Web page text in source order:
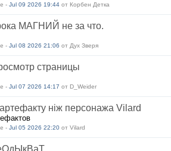
- Jul 09 2026 19:44 от Корбен Детка
МАГНИЙ не за что.
- Jul 08 2026 21:06 от Дух Зверя
страницы
- Jul 07 2026 14:17 от D_Weider
ніж персонажа Vilard
- Jul 05 2026 22:20 от Vilard